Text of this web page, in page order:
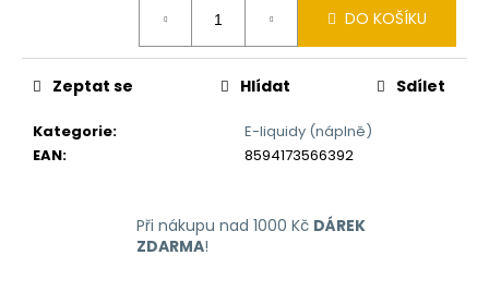
DO KOŠÍKU
Kategorie:
E-liquidy (náplně)
EAN: 8594173566392
Zeptat se Hlídat Sdílet
Při nákupu nad 1000 Kč DÁREK
ZDARMA!
MAX
10ML-
12MG